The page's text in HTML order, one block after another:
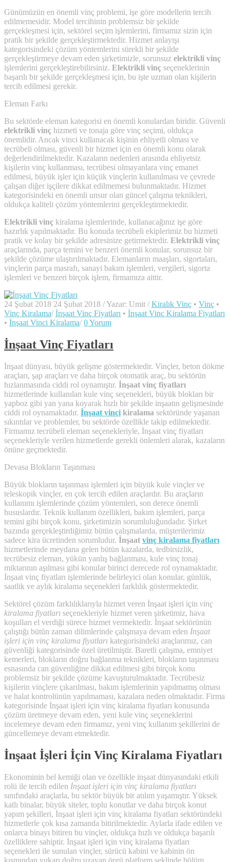
Günümüzün en önemli vinç problemi, işe göre modellerin tercih
edilmemesidir. Model tercihinin problemsiz bir şekilde
gerçekleşmesi için, sektörel seçim işlemlerini, firmamız sizin için
pratik bir şekilde gerçekleştirmektedir. Hizmet anlayışı
kategorisindeki çözüm yöntemlerini sürekli bir şekilde
gerçekleştirmeye devam eden şirketimizle, sorunsuz elektrikli vinç
işlemlerini gerçekleştirebilirsiniz. Elektrikli vinç seçeneklerinin
başarılı bir şekilde gerçekleşmesi için, bu işte uzman olan kişilerin
tercih edilmesi gerekir.
Eleman Farkı
Bu sektörde eleman kategorisi en önemli konulardan biridir. Güvenli
elektrikli vinç hizmeti ve tonaja göre vinç seçimi, oldukça
önemlidir. Ancak vinci kullanacak kişinin ehliyetli olması ve
tecrübeli olması, güvenli bir hizmet için en önemli konu olarak
değerlendirilmektedir. Kazaların nedenleri arasında ehliyetsiz
kişilerin vinç kullanması, tecrübesi olmayanlara vinç emanet
edilmesi, büyük işler için küçük vinçlerin kullanılması ve çevrede
çalışan diğer işçilere dikkat edilmemesi bulunmaktadır. Hizmet
kategorisindeki en önemli unsur olan güncel çalışma teknikleri,
oldukça kaliteli çözüm yöntemlerini gerçekleştirmektedir.
Elektrikli vinç kiralama işlemlerinde, kullanacağınız işe göre
hazırlık yapılmaktadır. Bu konuda tecrübeli ekiplerimiz bu hizmeti
pratik ve kolay bir şekilde adresinize getirmektedir. Elektrikli vinç
araçlarında, parça temini ve benzeri önemli konular, sorunsuz bir
şekilde çözüme ulaştırılmaktadır. Elemanların maaşları, sigortaları,
vinçlerin parça masrafı, sanayi bakım işlemleri, vergileri, sigorta
işlemleri ve benzeri birçok işlem, firmamıza aittir.
24 Şubat 2018 24 Şubat 2018 /Yazar: Umit / Kiralık Vinç • Vinç •
Vinç Kiralama/ İnşaat Vinç Fiyatları • İnşaat Vinç Kiralama Fiyatları
• İnşaat Vinci Kiralama/ 0 Yorum
İnşaat Vinç Fiyatları
İnşaat dünyası, büyük gelişme göstermektedir. Vinçler, beton dökme
araçları, şap araçları ve daha birçok otomatik araç, bu sektörün
hızlanmasında ciddi rol oynamıştır. İnşaat vinç fiyatları
hizmetlerinde kullanılan kule vinç seçenekleri, büyük blokları bir
yapboz gibi yan yana koyarak hızlı bir şekilde inşaatın gelişmesinde
ciddi rol oynamaktadır. İnşaat vinci kiralama sektöründe yaşanan
sıkıntılar ve problemler, bu sektörde özellikle takip edilmektedir.
Firmamız tecrübeli eleman seçenekleriyle, İnşaat vinç fiyatları
seçenekleriyle verilen hizmetlerde gerekli önlemleri alarak, kazaların
önüne geçmektedir.
Devasa Blokların Taşınması
Büyük blokların taşınması işlemleri için büyük kule vinçler ve
teleskopik vinçler, en çok tercih edilen araçlardır. Bu araçların
kullanımı işlemlerinde çözüm yöntemleri, son derece önemli
hususlardır. Teknik kullanım özellikleri, bakım işlemleri, parça
temini gibi birçok konu, şirketimizin sorumluluğundadır. Şirket
bazında gerçekleştirdiğimiz bütün çalışmalarda, müşterilerimiz
sadece kira ücretinden sorumludur. İnşaat vinç kiralama fiyatları
hizmetlerinde meydana gelen bütün kazalarda, tedbirsizlik,
tecrübesiz eleman, yükün yanlış bağlanması, kule vinç tonaj
miktarının aşılması gibi konular birinci derecede rol oynamaktadır.
İnşaat vinç fiyatları işlemlerinde belirleyici olan konular, günlük,
saatlik ve aylık kiralama seçenekleri farklılık göstermektedir.
Sektörel çözüm farklılıklarıyla hizmet veren İnşaat işleri için vinç
kiralama fiyatları seçenekleriyle hizmet veren şirketimiz, hava
koşulları el verdiği sürece hizmet vermektedir. İnşaat sektörünün
çalıştığı bütün zaman dilimlerinde çalışmaya devam eden İnşaat
işleri için vinç kiralama fiyatları kategorisindeki araçlarımız, can
güvenliği kategorisinde özel üretilmiştir. Baretli çalışma, emniyet
kemerleri, blokların doğru bağlanma teknikleri, blokların taşınması
esnasında can güvenliğine dikkat edilmesi gibi birçok konu
problemsiz bir şekilde çözüme kavuşturulmaktadır. Tecrübesiz
kişilerin vinçlere çıkarılması, bakım işlemlerinin yapılmamış olması
ve halat kontrolünün yapılmaması, kazalara neden olmaktadır. Firma
kategorisinde İnşaat işleri için vinç kiralama fiyatları konusunda
çözüm üretmeye devam eden, yeni kule vinç seçeneklerini
incelemeye devam eden firmamız, yeni vinç kullanım şekillerini de
güncellemeye devam etmektedir.
İnşaat İşleri İçin Vinç Kiralama Fiyatları
Ekonominin bel kemiği olan ve özellikle inşaat dünyasındaki etkili
rolü ile tercih edilen İnşaat işleri için vinç kiralama fiyatları
sınıfındaki araçlarla, bu sektör büyük bir atılım yaşamıştır. Yüksek
katlı binalar, büyük siteler, toplu konutlar ve daha birçok konut
yapım şekilleri, İnşaat işleri için vinç kiralama fiyatları sektöründeki
hizmetlerle çok kısa zamanda bitirilmektedir. Aylarla ifade edilen ve
onlarca binayı bitiren bu vinçler, oldukça hızlı ve oldukça başarılı
özelliklere sahiptir. İnşaat işleri için vinç kiralama fiyatları
seçenekleri ile sunulan vinçler, sürücü kabini ve kabinin ön
kısmından yukarı doğru uzayan örgü platform şeklinde bölüm